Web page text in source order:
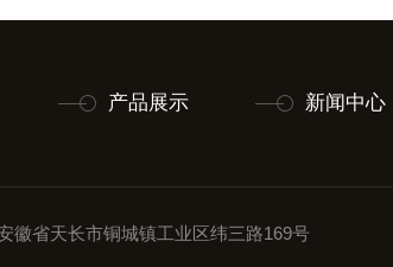
产品展示 新闻中心
徽省天长市铜城镇工业区纬三路169号